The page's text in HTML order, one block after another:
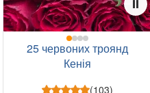
25 червоних троянд
Кенія
(103)